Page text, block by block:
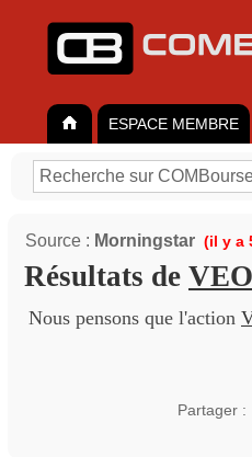
ESPACE MEMBRE
Source : Morningstar (il y a
Résultats de
Nous pensons que l'action
Partager :